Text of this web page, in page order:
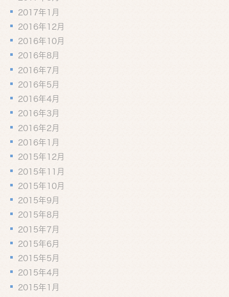
2017年1月
2016年12月
2016年10月
2016年8月
2016年7月
2016年5月
2016年4月
2016年3月
2016年2月
2016年1月
2015年12月
2015年11月
2015年10月
2015年9月
2015年8月
2015年7月
2015年6月
2015年5月
2015年4月
2015年1月